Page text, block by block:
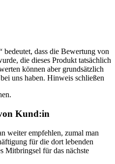
dass die Bewertung von
die dieses Produkt tatsächlich
können aber grundsätzlich
uns haben. Hinweis schließen
Kund:in
weiter empfehlen, zumal man
für die dort lebenden
Mitbringsel für das nächste